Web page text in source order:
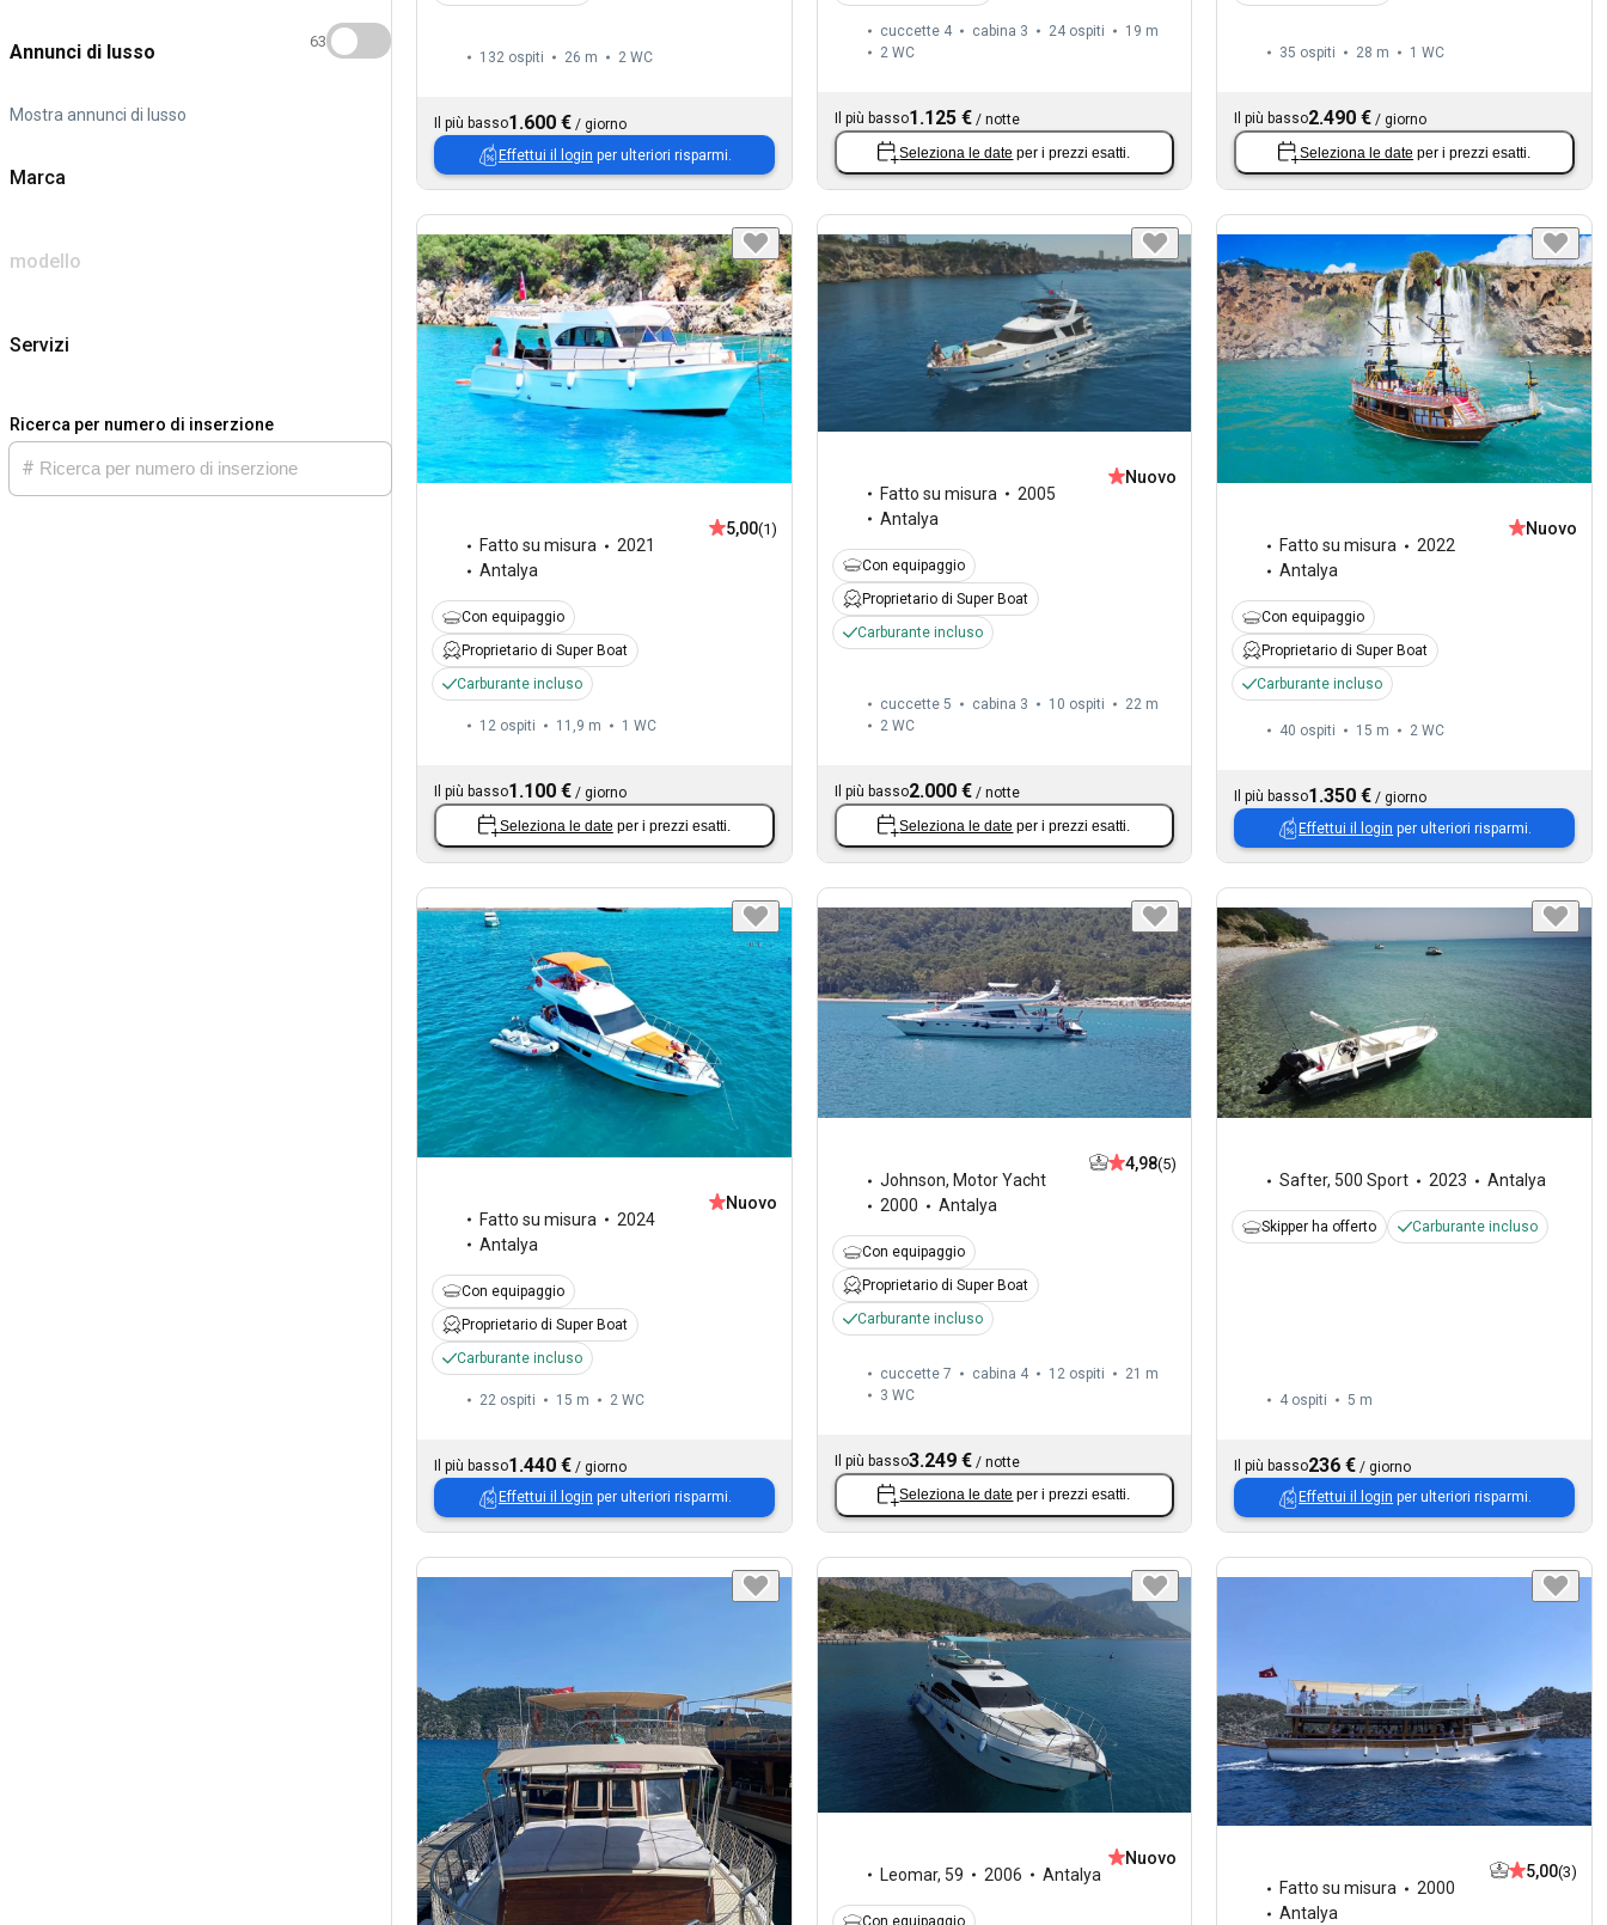
Annunci di lusso
Mostra annunci di lusso
63
Marca
modello
Servizi
Ricerca per numero di inserzione
132 ospiti 26 m 2 WC
Il più basso1.600 € / giorno
Effettui il login per ulteriori risparmi.
cuccette 4 cabina 3 24 ospiti
19 m
2 WC
Il più basso1.125 €/ notte
Seleziona le date per i prezzi esatti.
35 ospiti 28 m 1 WC
Il più basso2.490 € /giorno
Seleziona le date per i prezzi esatti.
Fatto su misura
2021
Antalya
5,00(1)
Con equipaggio
Proprietario di Super Boat
Carburante incluso
12 ospiti 11,9 m 1 WC
Il più basso1.100 € / giorno
Seleziona le date per i prezzi esatti.
Fatto su misura
2005
Antalya
Nuovo
Con equipaggio
Proprietario di Super Boat
Carburante incluso
cuccette 5 cabina 3 10 ospiti
22 m
2 WC
Il più basso2.000 €/ notte
Seleziona le date per i prezzi esatti.
Fatto su misura
2022
Antalya
Nuovo
Con equipaggio
Proprietario di Super Boat
Carburante incluso
40 ospiti 15 m 2 WC
Il più basso1.350 € /giorno
Effettui il login per ulteriori risparmi.
Fatto su misura
2024
Antalya
Nuovo
Con equipaggio
Proprietario di Super Boat
Carburante incluso
22 ospiti 15 m 2 WC
Il più basso1.440 € / giorno
Effettui il login per ulteriori risparmi.
Johnson, Motor Yacht
2000
Antalya
4,98(5)
Con equipaggio
Proprietario di Super Boat
Carburante incluso
cuccette 7 cabina 4 12 ospiti
21 m
3 WC
Il più basso3.249 €/ notte
Seleziona le date per i prezzi esatti.
Safter, 500 Sport 2023 Antalya
Skipper ha offerto Carburante incluso
4 ospiti 5 m
Il più basso236 € /giorno
Effettui il login per ulteriori risparmi.
Leomar, 59 2006 Antalya
Nuovo
Con equipaggio
Fatto su misura
2000
Antalya
5,00(3)